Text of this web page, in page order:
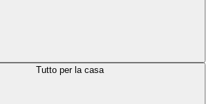
Tutto per la casa